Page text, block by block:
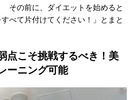
その前に、ダイエットを始めると
べて片付けてください！」とまと
点こそ挑戦するべき！美
ーニング可能